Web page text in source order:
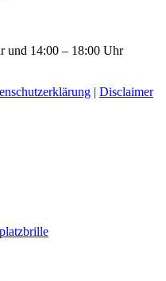
und 14:00 – 18:00 Uhr
| Disclaimer